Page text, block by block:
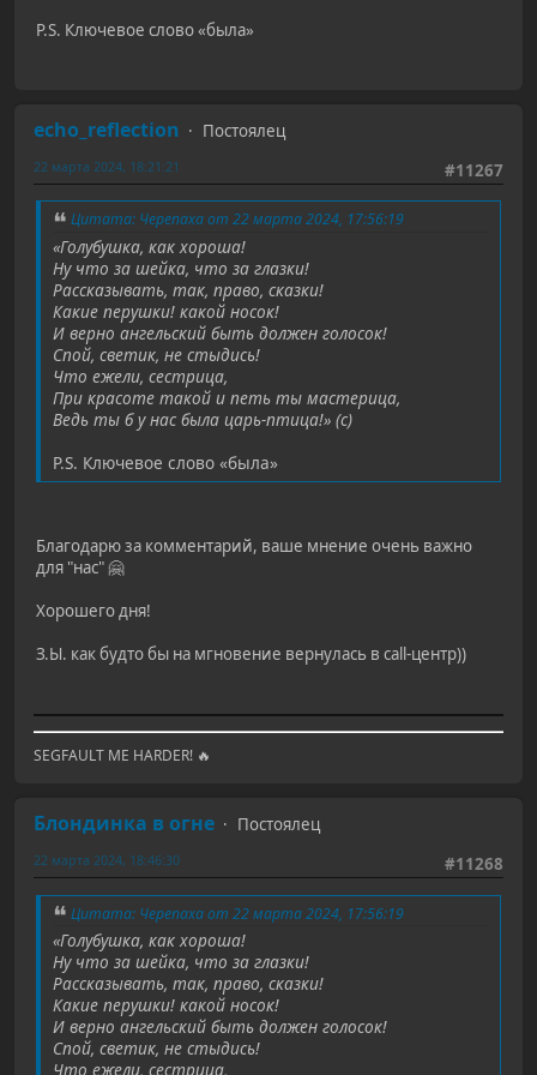
P.S. Ключевое слово «была»
echo_reflection
Постоялец
#11267
22 марта 2024, 18:21:21
Цитата: Черепаха от 22 марта 2024, 17:56:19
«Голубушка, как хороша!
Ну что за шейка, что за глазки!
Рассказывать, так, право, сказки!
Какие перушки! какой носок!
И верно ангельский быть должен голосок!
Спой, светик, не стыдись!
Что ежели, сестрица,
При красоте такой и петь ты мастерица,
Ведь ты б у нас была царь-птица!» (с)
P.S. Ключевое слово «была»
Благодарю за комментарий, ваше мнение очень важно
для "нас" 🤗
Хорошего дня!
З.Ы. как будто бы на мгновение вернулась в call-центр))
SEGFAULT ME HARDER! 🔥
Блондинка в огне
Постоялец
#11268
22 марта 2024, 18:46:30
Цитата: Черепаха от 22 марта 2024, 17:56:19
«Голубушка, как хороша!
Ну что за шейка, что за глазки!
Рассказывать, так, право, сказки!
Какие перушки! какой носок!
И верно ангельский быть должен голосок!
Спой, светик, не стыдись!
Что ежели, сестрица,